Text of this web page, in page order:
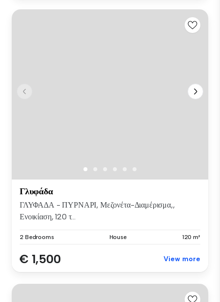
Γλυφάδα
ΓΛΥΦΑΔΑ - ΠΥΡΝΑΡΙ, Μεζονέτα-Διαμέρισμα,,
Ενοικίαση, 120 τ...
2 Bedrooms House 120 m²
€ 1,500 View more